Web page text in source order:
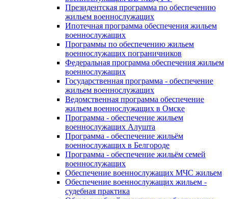
Президентская программа по обеспечению
жильем военнослужащих
Ипотечная программа обеспечения жильем
военнослужащих
Программы по обеспечению жильем
военнослужащих пограничников
Федеральная программа обеспечения жильем
военнослужащих
Государственная программа - обеспечение
жильем военнослужащих
Ведомственная программа обеспечение
жильем военнослужащих в Омске
Программа - обеспечение жильем
военнослужащих Алушта
Программа - обеспечение жильём
военнослужащих в Белгороде
Программа - обеспечение жильём семей
военнослужащих
Обеспечение военнослужащих МЧС жильем
Обеспечение военнослужащих жильем -
судебная практика